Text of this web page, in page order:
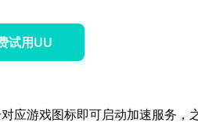
试用UU
应游戏图标即可启动加速服务，